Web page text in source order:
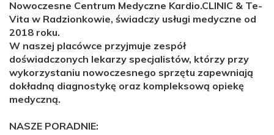
Nowoczesne Centrum Medyczne Kardio.CLINIC & Te-
Vita w Radzionkowie, świadczy usługi medyczne od
2018 roku.
W naszej placówce przyjmuje zespół
doświadczonych lekarzy specjalistów, którzy przy
wykorzystaniu nowoczesnego sprzętu zapewniają
dokładną diagnostykę oraz kompleksową opiekę
medyczną.
NASZE PORADNIE: